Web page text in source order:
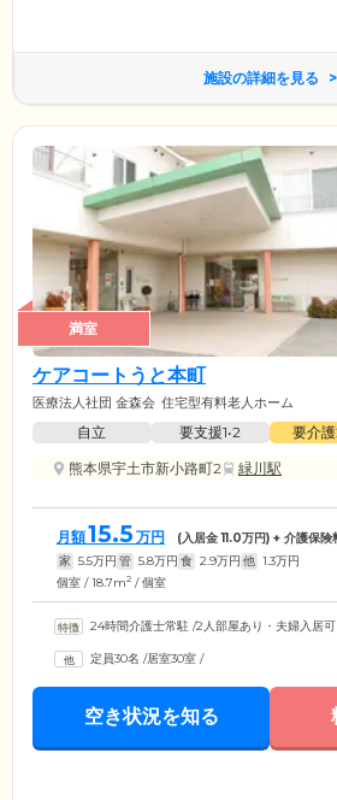
施設の詳細を見る
満室
ケアコートうと本町
医療法人社団 金森会 住宅型有料老人ホーム
自立 要支援1•2 要介
熊本県宇土市新小路町2
緑川駅
月額15.5 万円 (入居金11.0万円) + 介護保険
家 5.5万円 管 5.8万円 食 2.9万円 他 1.3万円
個室 / 18.7m2 / 個室
24時間介護士常駐 /2人部屋あり・夫婦入居可
定員30名 /居室30室 /
空き状況を知る